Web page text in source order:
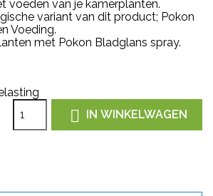
voeden van je kamerplanten.
variant van dit product; Pokon
Voeding.
met Pokon Bladglans spray.
 IN WINKELWAGEN